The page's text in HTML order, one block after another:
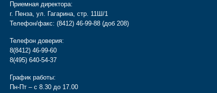
Приемная директора:
г. Пенза, ул. Гагарина, стр. 11Ш/1
Телефон/факс: (8412) 46-99-88 (доб 208)
Телефон доверия:
8(8412) 46-99-60
8(495) 640-54-37
График работы:
Пн-Пт – с 8.30 до 17.00